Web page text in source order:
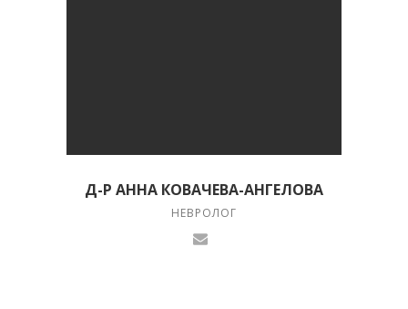
Д-Р АННА КОВАЧЕВА-АНГЕЛОВА
НЕВРОЛОГ